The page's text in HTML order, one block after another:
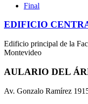
Final
EDIFICIO
Edificio principal de la
Montevideo
AULARIO DEL
Av. Gonzalo Ramírez